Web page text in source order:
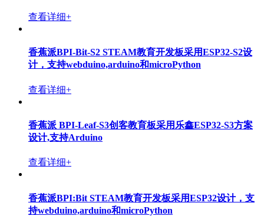
查看详细+
香蕉派BPI-Bit-S2 STEAM教育开发板采用ESP32-S2设
计，支持webduino,arduino和microPython
查看详细+
香蕉派 BPI-Leaf-S3创客教育板采用乐鑫ESP32-S3方案
设计,支持Arduino
查看详细+
香蕉派BPI:Bit STEAM教育开发板采用ESP32设计，支
持webduino,arduino和microPython